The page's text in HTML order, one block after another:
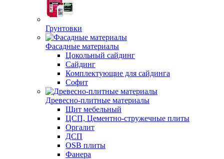
Грунтовки
Фасадные материалы
Цокольный сайдинг
Сайдинг
Комплектующие для сайдинга
Софит
Древесно-плитные материалы
Щит мебельный
ЦСП, Цементно-стружечные плиты
Оргалит
ДСП
OSB плиты
Фанера